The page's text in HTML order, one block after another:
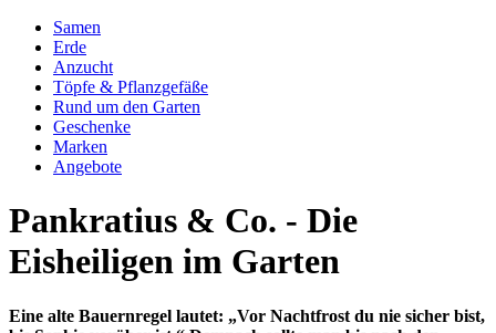
Samen
Erde
Anzucht
Töpfe & Pflanzgefäße
Rund um den Garten
Geschenke
Marken
Angebote
Pankratius & Co. - Die
Eisheiligen im Garten
Eine alte Bauernregel lautet: „Vor Nachtfrost du nie sicher bist,